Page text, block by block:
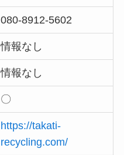
080-8912-5602
情報なし
情報なし
〇
https://takati-
recycling.com/